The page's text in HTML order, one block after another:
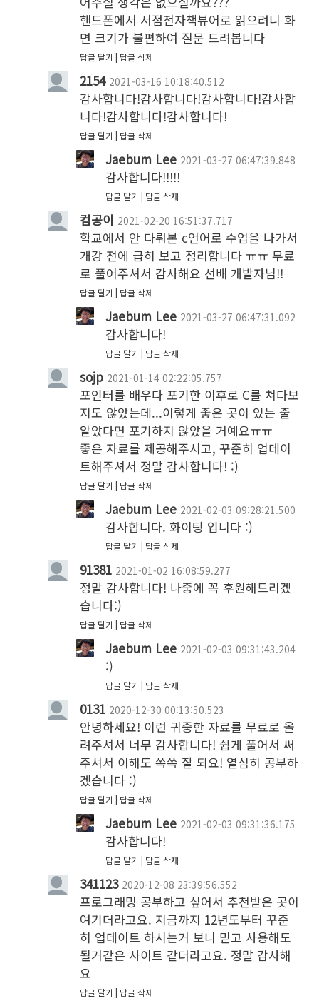
핸드폰에서 서점전자책뷰어로 읽으려니 화
면 크기가 불편하여 질문 드려봅니다
답글 달기 답글 삭제
2154 2021-03-16 10:18:40.512
감사합니다!감사합니다!감사합니다!감사합
니다!감사합니다!감사합니다!
답글 달기 답글 삭제
Jaebum Lee 2021-03-27 06:47:39.848
감사합니다!!!!!
답글 달기 답글 삭제
컴공이 2021-02-20 16:51:37.717
학교에서 안 다뤄본 c언어로 수업을 나가서
개강 전에 급히 보고 정리합니다 ㅠㅠ 무료
로 풀어주셔서 감사해요 선배 개발자님!!
답글 달기 답글 삭제
Jaebum Lee 2021-03-27 06:47:31.092
감사합니다!
답글 달기 답글 삭제
sojp 2021-01-14 02:22:05.757
포인터를 배우다 포기한 이후로 C를 쳐다보
지도 않았는데...이렇게 좋은 곳이 있는 줄
알았다면 포기하지 않았을 거예요ㅠㅠ
좋은 자료를 제공해주시고, 꾸준히 업데이
트해주셔서 정말 감사합니다! :)
답글 달기 답글 삭제
Jaebum Lee 2021-02-03 09:28:21.500
감사합니다. 화이팅 입니다 :)
답글 달기 답글 삭제
91381 2021-01-02 16:08:59.277
정말 감사합니다! 나중에 꼭 후원해드리겠
습니다:)
답글 달기 답글 삭제
Jaebum Lee 2021-02-03 09:31:43.204
:)
답글 달기 답글 삭제
0131 2020-12-30 00:13:50.523
안녕하세요! 이런 귀중한 자료를 무료로 올
려주셔서 너무 감사합니다! 쉽게 풀어서 써
주셔서 이해도 쏙쏙 잘 되요! 열심히 공부하
겠습니다 :)
답글 달기 답글 삭제
Jaebum Lee 2021-02-03 09:31:36.175
감사합니다!
답글 달기 답글 삭제
341123 2020-12-08 23:39:56.552
프로그래밍 공부하고 싶어서 추천받은 곳이
여기더라고요. 지금까지 12년도부터 꾸준
히 업데이트 하시는거 보니 믿고 사용해도
될거같은 사이트 같더라고요. 정말 감사해
요
답글 달기 답글 삭제